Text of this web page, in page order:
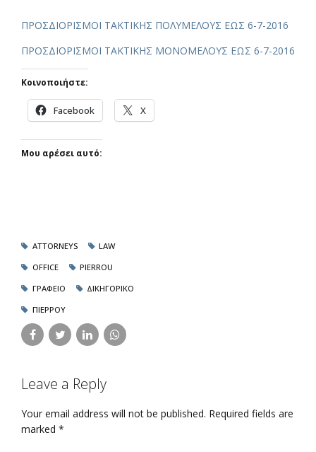
ΠΡΟΣΔΙΟΡΙΣΜΟΙ ΤΑΚΤΙΚΗΣ ΠΟΛΥΜΕΛΟΥΣ ΕΩΣ 6-7-2016
ΠΡΟΣΔΙΟΡΙΣΜΟΙ ΤΑΚΤΙΚΗΣ ΜΟΝΟΜΕΛΟΥΣ ΕΩΣ 6-7-2016
Κοινοποιήστε:
Facebook X
Μου αρέσει αυτό:
ATTORNEYS
LAW
OFFICE
PIERROU
ΓΡΑΦΕΊΟ
ΔΙΚΗΓΟΡΙΚΌ
ΠΙΈΡΡΟΥ
Leave a Reply
Your email address will not be published. Required fields are
marked *